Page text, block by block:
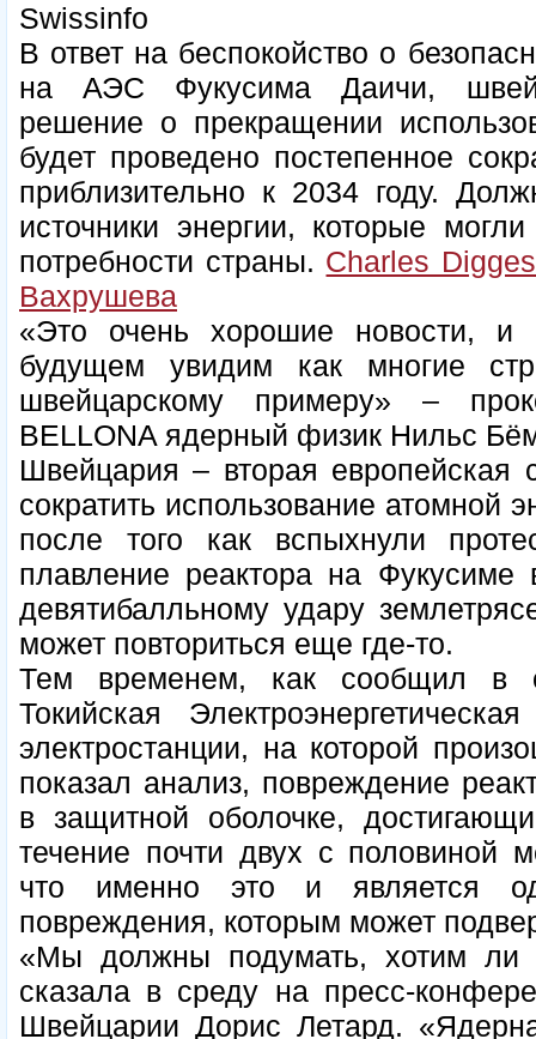
Swissinfo
В ответ на беспокойство о
на АЭС Фукусима Даичи,
решение о прекращении
будет проведено постепенное
приблизительно к 2034 году.
источники энергии, которые
потребности страны. Charles
Вахрушева
«Это очень хорошие новости,
будущем увидим как многие
швейцарскому примеру» –
BELLONA ядерный физик Нильс
Швейцария – вторая
сократить использование атомной
после того как вспыхнули
плавление реактора на
девятибалльному удару
может повториться еще где-то.
Тем временем, как сообщил в
Токийская
электростанции, на которой
показал анализ, повреждение
в защитной оболочке,
течение почти двух с половиной
что именно это и является
повреждения, которым может
«Мы должны подумать, хотим
сказала в среду на пресс-
Швейцарии Дорис Летард.